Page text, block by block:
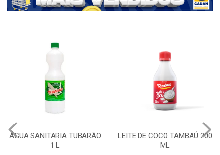
ÁGUA SANITARIA TUBARÃO
1 L
LEITE DE COCO TAMBAÚ 200
ML